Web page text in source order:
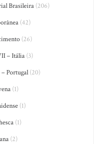
Brasileira(206)
(42)
(26)
– Itália (3)
Portugal (20)
(1)
(1)
(1)
(2)